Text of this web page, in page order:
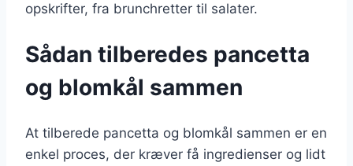
opskrifter, fra brunchretter til salater.
Sådan tilberedes pancetta
og blomkål sammen
At tilberede pancetta og blomkål sammen er en
enkel proces, der kræver få ingredienser og lidt